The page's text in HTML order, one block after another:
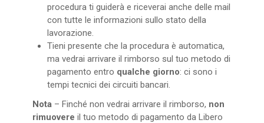
procedura ti guiderà e riceverai anche delle mail
con tutte le informazioni sullo stato della
lavorazione.
Tieni presente che la procedura è automatica,
ma vedrai arrivare il rimborso sul tuo metodo di
pagamento entro qualche giorno: ci sono i
tempi tecnici dei circuiti bancari.
Nota – Finché non vedrai arrivare il rimborso, non
rimuovere il tuo metodo di pagamento da Libero